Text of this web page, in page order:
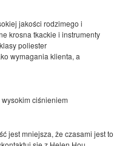
jakości rodzimego i
krosna tkackie i instrumenty
poliester
wymagania klienta, a
ciśnieniem
jest mniejsza, że ​​czasami jest to